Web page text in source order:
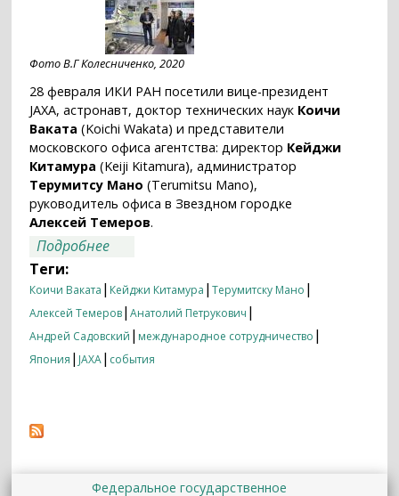
Фото В.Г Колесниченко, 2020
28 февраля ИКИ РАН посетили вице-президент
JAXA, астронавт, доктор технических наук Коичи
Ваката (Koichi Wakata) и представители
московского офиса агентства: директор Кейджи
Китамура (Keiji Kitamura), администратор
Терумитсу Мано (Terumitsu Mano),
руководитель офиса в Звездном городке
Алексей Темеров.
Подробнее
Теги:
Коичи Ваката | Кейджи Китамура |Терумитску Мано |
Алексей Темеров|Анатолий Петрукович |
Андрей Садовский | международное сотрудничество |
Япония | JAXA| события
Федеральное государственное